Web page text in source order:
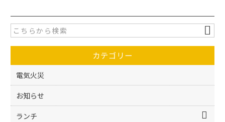
e
b
o
o
k
er
カテゴリー
電気火災
お知らせ
ランチ